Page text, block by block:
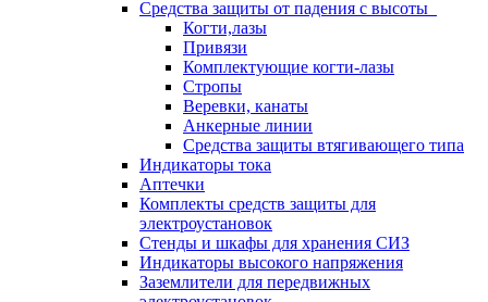
Средства защиты от падения с высоты
Когти,лазы
Привязи
Комплектующие когти-лазы
Стропы
Веревки, канаты
Анкерные линии
Средства защиты втягивающего типа
Индикаторы тока
Аптечки
Комплекты средств защиты для
электроустановок
Стенды и шкафы для хранения СИЗ
Индикаторы высокого напряжения
Заземлители для передвижных